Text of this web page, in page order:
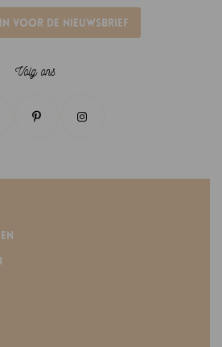
voor de nieuwsbrief
Volg ons